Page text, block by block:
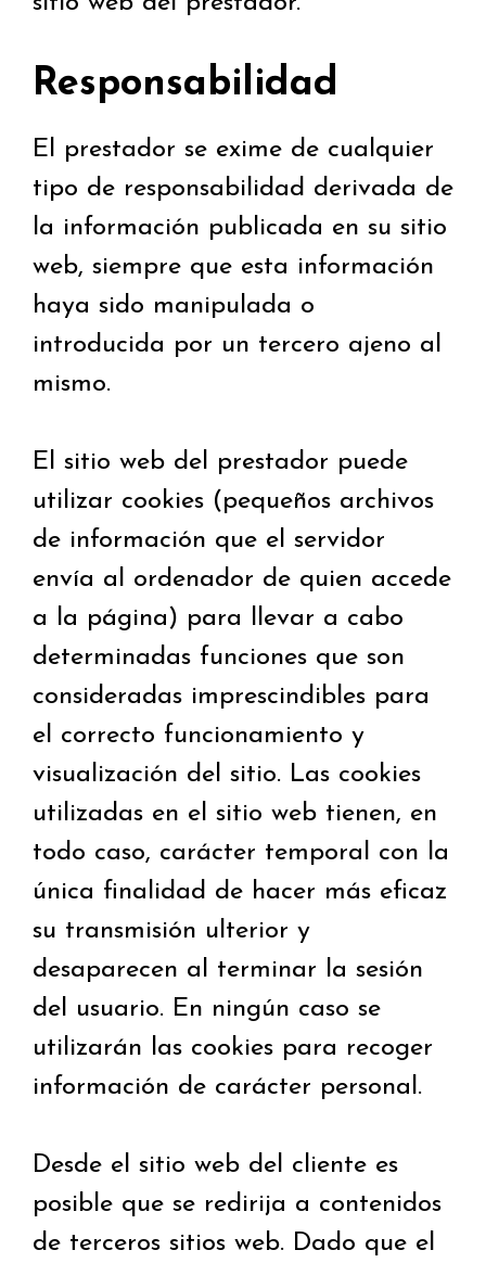
Responsabilidad
El prestador se exime de cualquier
tipo de responsabilidad derivada de
la información publicada en su sitio
web, siempre que esta información
haya sido manipulada o
introducida por un tercero ajeno al
mismo.
El sitio web del prestador puede
utilizar cookies (pequeños archivos
de información que el servidor
envía al ordenador de quien accede
a la página) para llevar a cabo
determinadas funciones que son
consideradas imprescindibles para
el correcto funcionamiento y
visualización del sitio. Las cookies
utilizadas en el sitio web tienen, en
todo caso, carácter temporal con la
única finalidad de hacer más eficaz
su transmisión ulterior y
desaparecen al terminar la sesión
del usuario. En ningún caso se
utilizarán las cookies para recoger
información de carácter personal.
Desde el sitio web del cliente es
posible que se redirija a contenidos
de terceros sitios web. Dado que el